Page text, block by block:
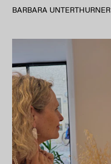
BARBARA UNTERTHURNER